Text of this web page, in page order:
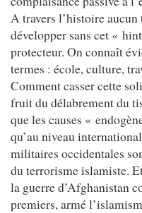
A travers l’histoire
développer sans cet «
protecteur. On connaît
termes : école, culture,
Comment casser cette
fruit du délabrement du
que les causes «
qu’au niveau
militaires occidentales
du terrorisme islamiste.
la guerre d’Afghanistan
premiers, armé